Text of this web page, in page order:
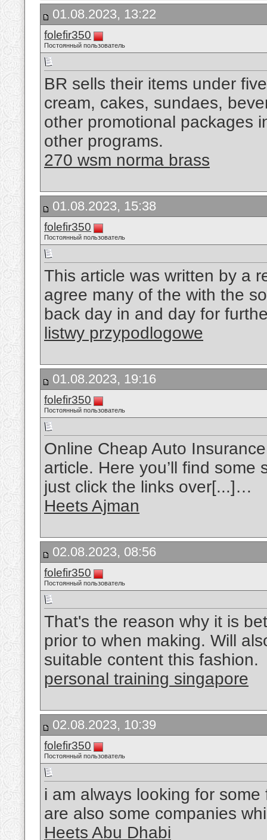
01.08.2023, 13:22
folefir350
Постоянный пользователь
BR sells their items under
cream, cakes, sundaes,
other promotional packages
other programs.
270 wsm norma brass
01.08.2023, 15:38
folefir350
Постоянный пользователь
This article was written by a
agree many of the with the
back day in and day for
listwy przypodlogowe
01.08.2023, 19:16
folefir350
Постоянный пользователь
Online Cheap Auto
article. Here you’ll find some
just click the links over[...]…
Heets Ajman
02.08.2023, 08:56
folefir350
Постоянный пользователь
That's the reason why it is
prior to when making. Will
suitable content this fashion.
personal training singapore
02.08.2023, 10:39
folefir350
Постоянный пользователь
i am always looking for
are also some companies
Heets Abu Dhabi